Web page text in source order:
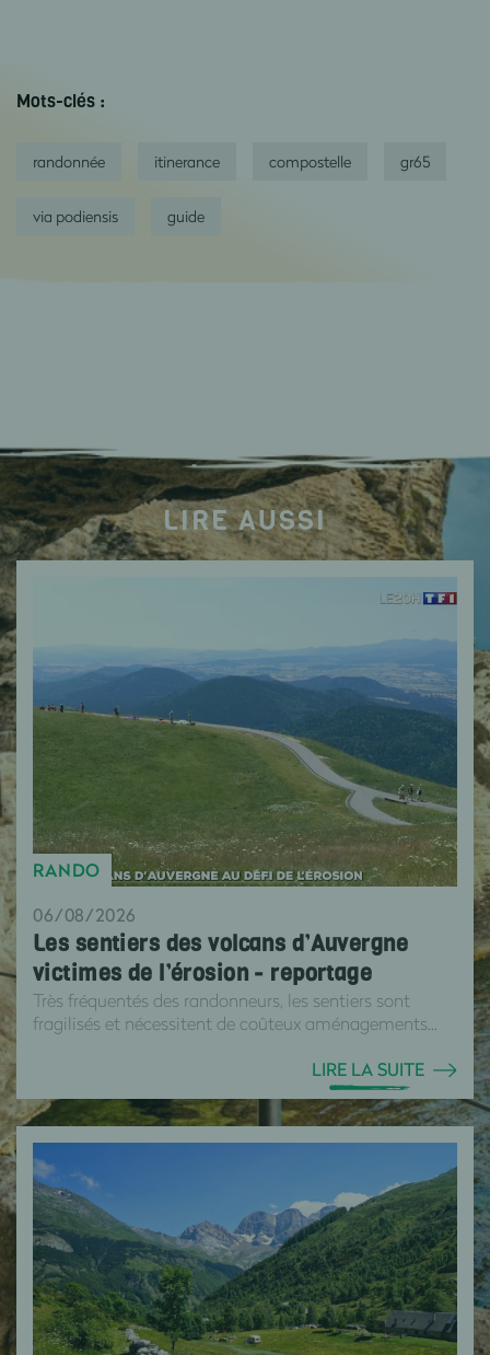
Mots-clés :
randonnée itinerance compostelle gr65
via podiensis guide
LIRE AUSSI
RANDO
06/08/2026
Les sentiers des volcans d’Auvergne
victimes de l’érosion - reportage
Très fréquentés des randonneurs, les sentiers sont
fragilisés et nécessitent de coûteux aménagements...
LIRE LA SUITE